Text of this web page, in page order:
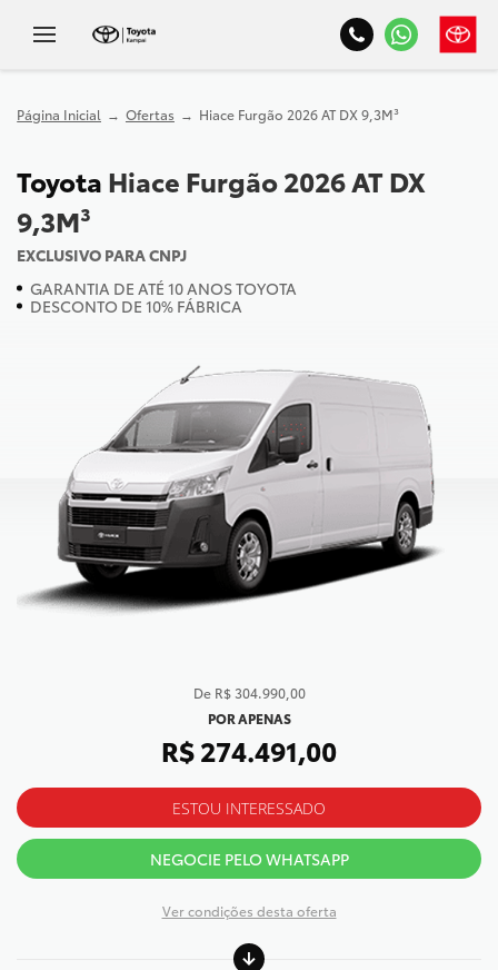
Página Inicial Ofertas Hiace Furgão 2026 AT DX 9,3M³
Toyota Hiace Furgão 2026 AT DX
9,3M³
EXCLUSIVO PARA CNPJ
GARANTIA DE ATÉ 10 ANOS TOYOTA
DESCONTO DE 10% FÁBRICA
de R$ 304.990,00
POR APENAS
R$ 274.491,00
ESTOU INTERESSADO
NEGOCIE PELO WHATSAPP
Ver condições desta oferta